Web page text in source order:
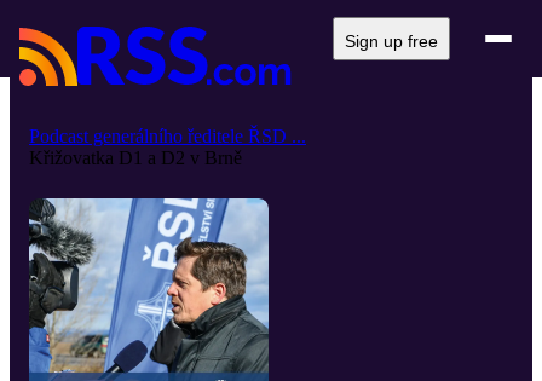
Sign up free
Podcast generálního ředitele ŘSD ...
Křižovatka D1 a D2 v Brně